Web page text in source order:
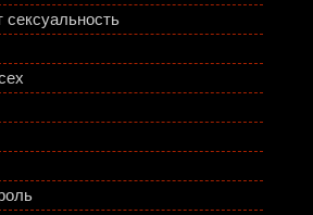
сексуальность